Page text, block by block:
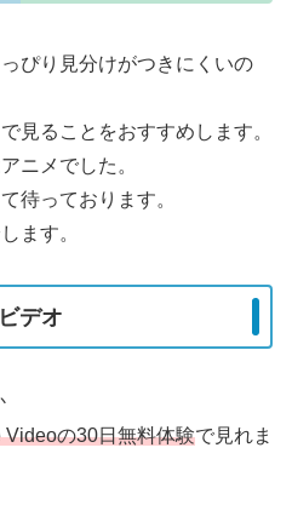
ぴり見分けがつきにくいの
見ることをおすすめします。
ニメでした。
待っております。
ます。
デオ
の30日無料体験で見れま